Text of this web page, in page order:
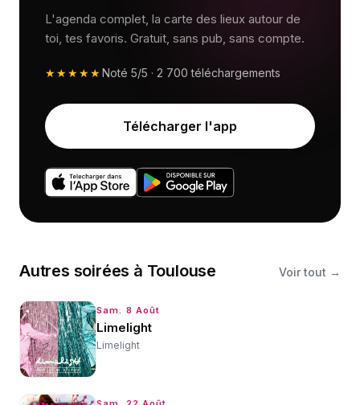
L'agenda complet, la carte des lieux autour de
toi, tes favoris. Gratuit, sans pub, sans compte.
★★★★★Noté 5/5 · 2 700 téléchargements
Télécharger l'app
Autres soirées à Toulouse Voir tout →
Sam. 8 Août
Limelight
Limelight